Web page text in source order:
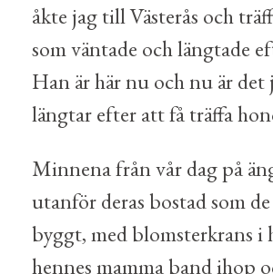
åkte jag till Västerås och
som väntade och längtade
Han är här nu och nu är det
längtar efter att få träffa
Minnena från vår dag på
utanför deras bostad som
byggt, med blomsterkrans i
hennes mamma band ihop